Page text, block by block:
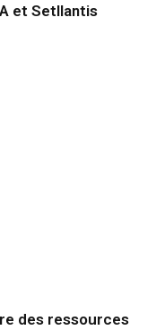
et Setllantis
des ressources